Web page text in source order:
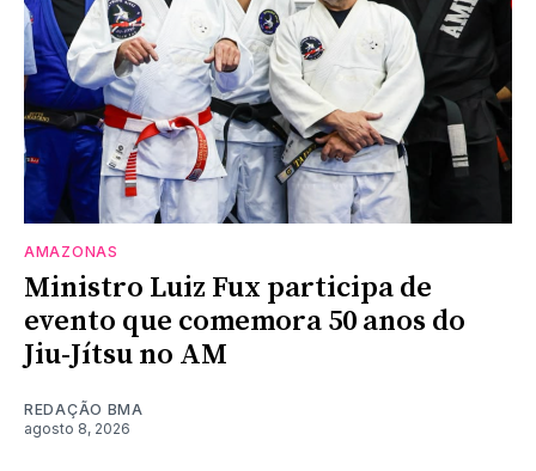
AMAZONAS
Ministro Luiz Fux participa de
evento que comemora 50 anos do
Jiu-Jítsu no AM
REDAÇÃO BMA
agosto 8, 2026